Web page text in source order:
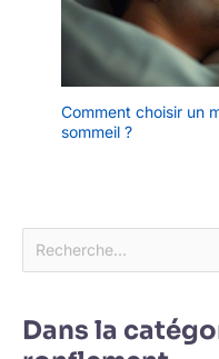
Comment choisir un
sommeil ?
Dans la